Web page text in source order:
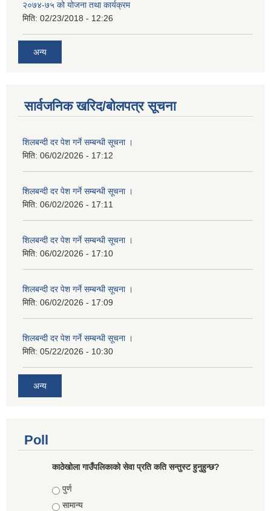
२०७४-७५ को योजना तथा कार्यक्रम
मिति: 02/23/2018 - 12:26
अन्य
सार्वजनिक खरिद/बोलपत्र सूचना
शिलबन्दी दर पेश गर्ने सम्बन्धी सूचना ।
मिति: 06/02/2026 - 17:12
शिलबन्दी दर पेश गर्ने सम्बन्धी सूचना ।
मिति: 06/02/2026 - 17:11
शिलबन्दी दर पेश गर्ने सम्बन्धी सूचना ।
मिति: 06/02/2026 - 17:10
शिलबन्दी दर पेश गर्ने सम्बन्धी सूचना ।
मिति: 06/02/2026 - 17:09
शिलबन्दी दर पेश गर्ने सम्बन्धी सूचना ।
मिति: 05/22/2026 - 10:30
अन्य
Poll
काठेखोला गाउँपलिकाको सेवा प्रति कति सन्तुस्ट हुनुहुन्छ?
Choices
पुर्ण
सामान्य